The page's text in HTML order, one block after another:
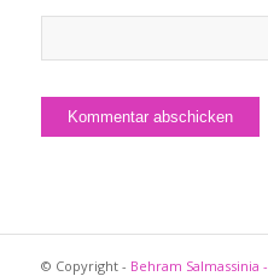
© Copyright - Behram Salmassinia